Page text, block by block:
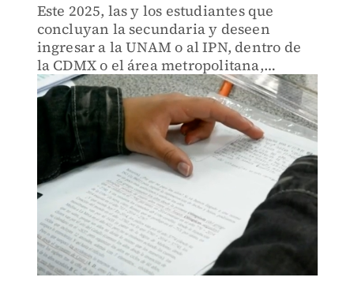
Este 2025, las y los estudiantes que
concluyan la secundaria y deseen
ingresar a la UNAM o al IPN, dentro de
la CDMX o el área metropolitana,
deberán realizar el proceso de
inscripción para los exámenes de
admisión.